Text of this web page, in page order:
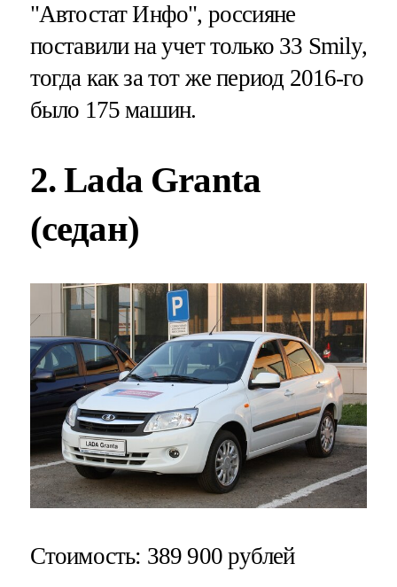
"Автостат Инфо", россияне
поставили на учет только 33 Smily,
тогда как за тот же период 2016-го
было 175 машин.
2. Lada Granta
(седан)
Стоимость: 389 900 рублей